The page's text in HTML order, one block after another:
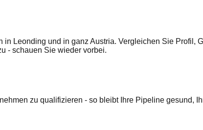
Leonding und in ganz Austria. Vergleichen Sie Profil,
- schauen Sie wieder vorbei.
zu qualifizieren - so bleibt Ihre Pipeline gesund,